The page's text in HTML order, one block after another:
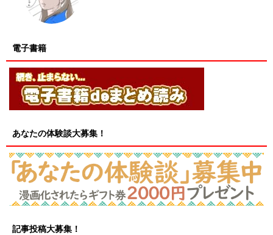
電子書籍
あなたの体験談大募集！
記事投稿大募集！